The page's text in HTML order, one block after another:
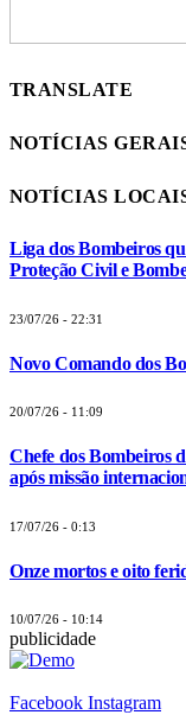
TRANSLATE
NOTÍCIAS
NOTÍCIAS
Liga dos Bombeiros
Proteção Civil e
23/07/26 - 22:31
Novo Comando dos
20/07/26 - 11:09
Chefe dos Bombeiros
após missão
17/07/26 - 0:13
Onze mortos e oito
10/07/26 - 10:14
publicidade
Facebook Instagram